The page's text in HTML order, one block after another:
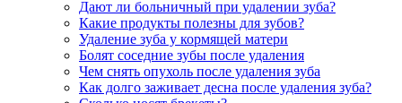
Дают ли больничный при удалении зуба?
Какие продукты полезны для зубов?
Удаление зуба у кормящей матери
Болят соседние зубы после удаления
Чем снять опухоль после удаления зуба
Как долго заживает десна после удаления зуба?